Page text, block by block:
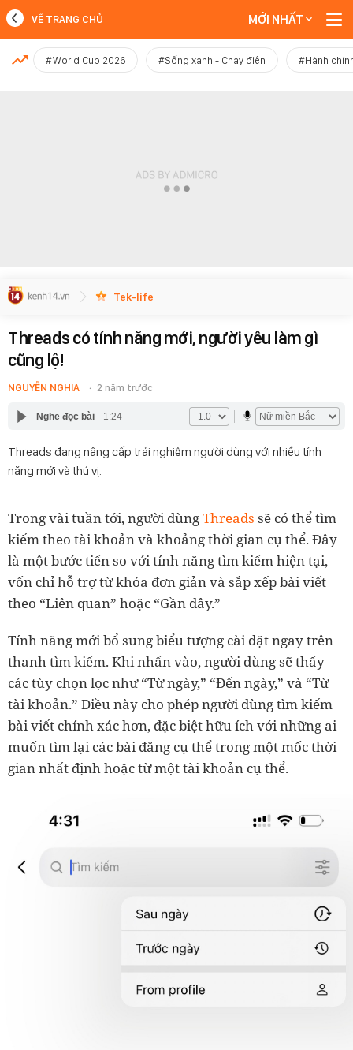
MỚI NHẤT
VỀ TRANG CHỦ MỚI NHẤT
#World Cup 2026 #Sống xanh - Chạy điện #Hành
Tek-life
Threads có tính năng mới, người yêu làm gì
cũng lộ!
NGUYỄN NGHĨA 2 năm trước
Nghe đọc bài 1:24
Threads đang nâng cấp trải nghiệm người dùng với nhiều tính
năng mới và thú vị.
Trong vài tuần tới, người dùngThreads sẽ có thể tìm
kiếm theo tài khoản và khoảng thời gian cụ thể. Đây
là một bước tiến so với tính năng tìm kiếm hiện tại,
vốn chỉ hỗ trợ từ khóa đơn giản và sắp xếp bài viết
theo “Liên quan” hoặc “Gần đây.”
Tính năng mới bổ sung biểu tượng cài đặt ngay trên
thanh tìm kiếm. Khi nhấn vào, người dùng sẽ thấy
các tùy chọn lọc như “Từ ngày,” “Đến ngày,” và “Từ
tài khoản.” Điều này cho phép người dùng tìm kiếm
bài viết chính xác hơn, đặc biệt hữu ích với những ai
muốn tìm lại các bài đăng cụ thể trong một mốc thời
gian nhất định hoặc từ một tài khoản cụ thể.